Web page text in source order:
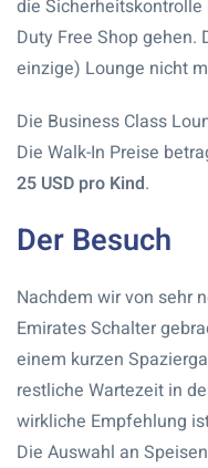
die
Duty Free Shop gehen.
einzige) Lounge nicht
Die Business Class
Die Walk-In Preise
25 USD pro Kind.
Der Besuch
Nachdem wir von sehr
Emirates Schalter
einem kurzen
restliche Wartezeit in
wirkliche Empfehlung
Die Auswahl an